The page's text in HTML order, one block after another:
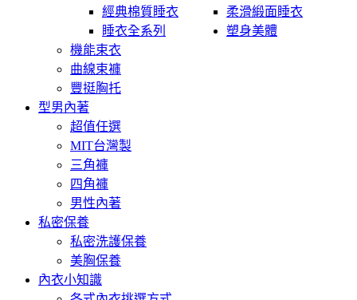
經典棉質睡衣
柔滑緞面睡衣
睡衣全系列
塑身美體
機能束衣
曲線束褲
豐挺胸托
型男內著
超值任選
MIT台灣製
三角褲
四角褲
男性內著
私密保養
私密洗護保養
美胸保養
內衣小知識